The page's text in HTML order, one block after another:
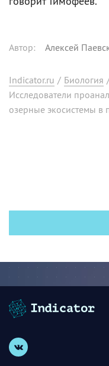
Автор: Алексей
Indicator.ru / Биология
Исследователи
озерные экосистемы в